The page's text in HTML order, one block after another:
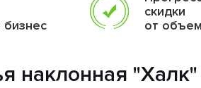
скидки
от
наклонная